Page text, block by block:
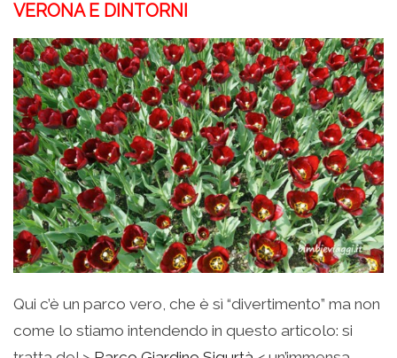
VERONA E DINTORNI
Qui c’è un parco vero, che è sì “divertimento” ma non
come lo stiamo intendendo in questo articolo: si